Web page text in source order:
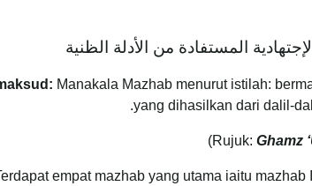
المستفادة من الأدلة الظنية
Manakala Mazhab menurut istilah:
yang dihasilkan dari dalil-
Ghamz
empat mazhab yang utama iaitu